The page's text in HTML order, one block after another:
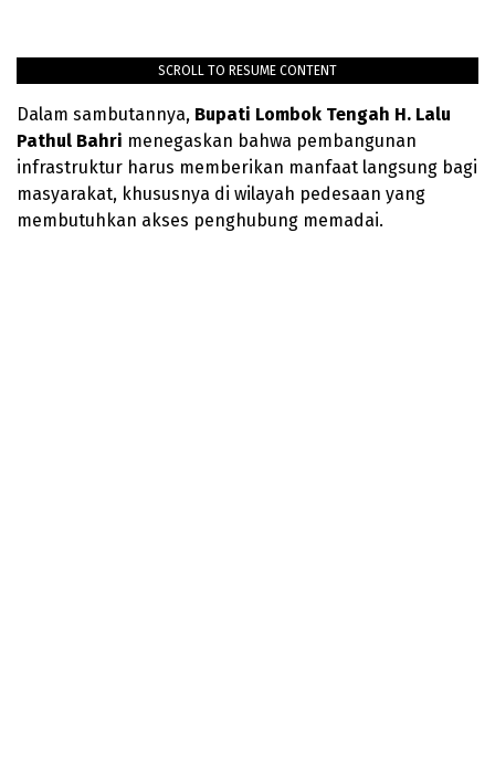
SCROLL TO RESUME CONTENT
Dalam sambutannya, Bupati Lombok Tengah H. Lalu
Pathul Bahri menegaskan bahwa pembangunan
infrastruktur harus memberikan manfaat langsung bagi
masyarakat, khususnya di wilayah pedesaan yang
membutuhkan akses penghubung memadai.